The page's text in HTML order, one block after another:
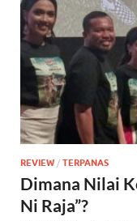
REVIEW / TERPANAS
Dimana Nilai
Ni Raja”?